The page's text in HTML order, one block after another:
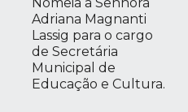
Adriana Magnanti
Lassig para o cargo
de Secretária
Municipal de
Educação e Cultura.